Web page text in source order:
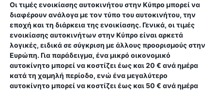
Οι τιμές ενοικίασης αυτοκινήτου στην Κύπρο μπορεί να
διαφέρουν ανάλογα με τον τύπο του αυτοκινήτου, την
εποχή και τη διάρκεια της ενοικίασης. Γενικά, οι τιμές
ενοικίασης αυτοκινήτων στην Κύπρο είναι αρκετά
λογικές, ειδικά σε σύγκριση με άλλους προορισμούς στην
Ευρώπη. Για παράδειγμα, ένα μικρό οικονομικό
αυτοκίνητο μπορεί να κοστίζει έως και 20 € ανά ημέρα
κατά τη χαμηλή περίοδο, ενώ ένα μεγαλύτερο
αυτοκίνητο μπορεί να κοστίζει έως και 50 € ανά ημέρα